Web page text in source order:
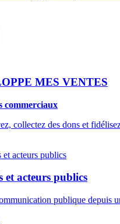
MES VENTES
commerciaux
collectez des dons et
et acteurs publics
publique depuis